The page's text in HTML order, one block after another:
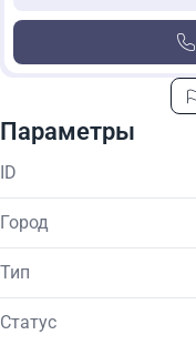
Параметры
ID
Город
Тип
Статус